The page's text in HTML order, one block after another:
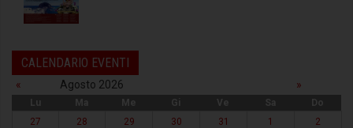
CALENDARIO EVENTI
« Agosto 2026 »
Lu Ma Me Gi Ve Sa
Do
27
28 29 30 31 1
2